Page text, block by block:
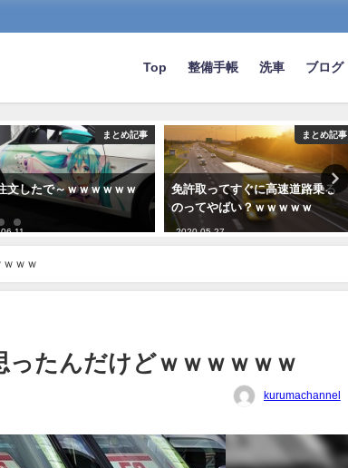
Top 整備手帳 洗車 ブログ
まとめ記事
文したで～ｗｗｗｗｗｗ
11
まとめ記事
免許取ってすぐに高速道路乗る
のってやばい？ｗｗｗｗｗ
2020-05-27
ｗｗ
たんだけどｗｗｗｗｗｗ
kurumachannel